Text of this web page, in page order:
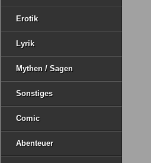
Erotik
Lyrik
Mythen / Sagen
Sonstiges
Comic
Abenteuer